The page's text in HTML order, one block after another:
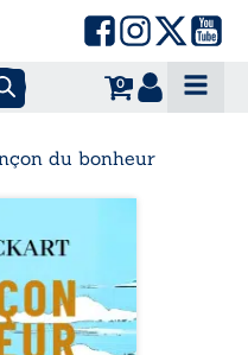
0
du bonheur